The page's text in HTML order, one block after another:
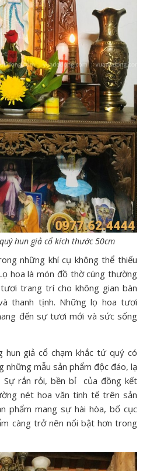
hun giả cổ kích thước 50cm
những khí cụ không thể thiếu
hoa là món đồ thờ cúng thường
trang trí cho không gian bàn
thanh tịnh. Những lọ hoa tươi
đến sự tươi mới và sức sống
hun giả cổ chạm khắc tứ quý có
mẫu sản phẩm độc đáo, lạ
Sự rắn rỏi, bền bỉ của đồng kết
nét hoa văn tinh tế trên sản
phẩm mang sự hài hòa, bố cục
càng trở nên nổi bật hơn trong